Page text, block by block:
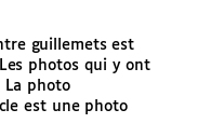
guillemets est
photos qui y ont
La photo
est une photo